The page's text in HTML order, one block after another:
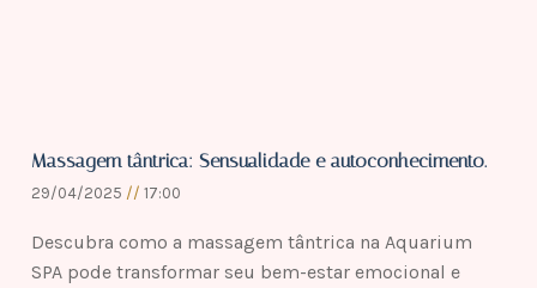
Massagem tântrica: Sensualidade e autoconhecimento.
29/04/2025 17:00
Descubra como a massagem tântrica na Aquarium
SPA pode transformar seu bem-estar emocional e